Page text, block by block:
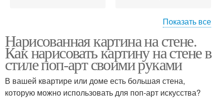
Идея для картины Картины на стене
Картинки на стену Модульные картины
Показать все
Нарисованная картина на стене.
Как нарисовать картину на стене в
стиле поп-арт своими руками
В вашей квартире или доме есть большая стена,
которую можно использовать для поп-арт искусства?